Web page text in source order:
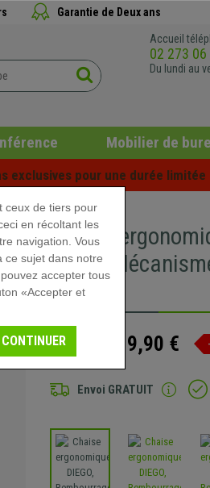
Garantie de Deux ans
Accueil
02 273 06
Du lundi au
Mobilier de
exclusives pour une durée limitée
Chaise
Épais,
Vert
449,90 € 319,90 €
Envoi GRATUIT
ceux de tiers pour
en récoltant les
navigation. Vous
ce sujet dans notre
pouvez accepter tous
«Accepter et